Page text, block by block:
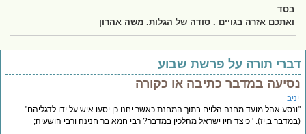
בסד
ואתכם אזרה בגויים . סודה של הגלות. משה אהרון
תורה על פרשת שבוע
במדבר כתיבה או כקורה
אהל מועד מחנה הלוים בתוך המחנת כאשר יחנו כן יסעו איש על ידו לדגליהם"
ב,יז). ' כיצד היו ישראל מהלכין במדבר? רבי חמא בר חנינה ורבי הושעיה;